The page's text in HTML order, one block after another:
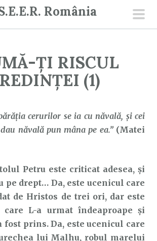
România
ȚI RISCUL
(1)
cerurilor se ia cu năvală, şi cei
năvală pun mâna pe ea.”(Matei
Petru este criticat adesea, și
pe drept… Da, este ucenicul care
de Hristos de trei ori, dar este
care L-a urmat îndeaproape și
fost prins. Da, este ucenicul care
lui Malhu, robul marelui